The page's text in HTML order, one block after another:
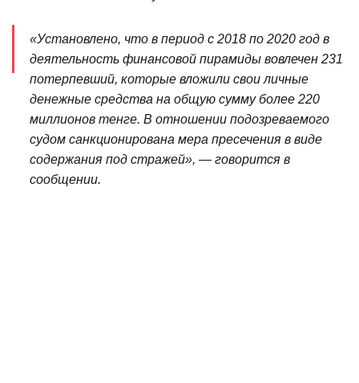
«Установлено, что в период с 2018 по 2020 год в
деятельность финансовой пирамиды вовлечен 231
потерпевший, которые вложили свои личные
денежные средства на общую сумму более 220
миллионов тенге. В отношении подозреваемого
судом санкционирована мера пресечения в виде
содержания под стражей», — говорится в
сообщении.